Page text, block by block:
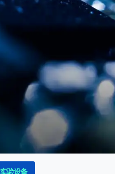
实验设备